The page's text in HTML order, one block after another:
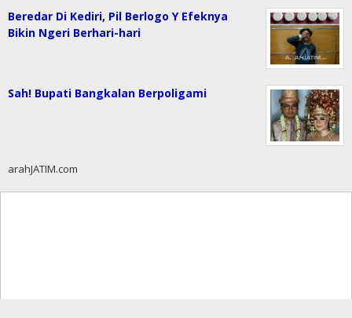
Beredar Di Kediri, Pil Berlogo Y Efeknya
Bikin Ngeri Berhari-hari
Sah! Bupati Bangkalan Berpoligami
arahJATIM.com